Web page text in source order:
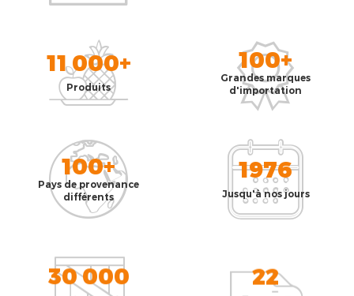
11 000+
Produits
100+
Grandes marques
d'importation
100+
Pays de provenance
différents
1976
Jusqu'à nos jours
30 000 22